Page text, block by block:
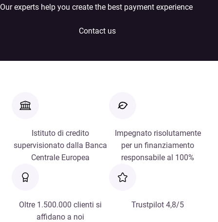
Our experts help you create the best payment experience
Contact us
Istituto di credito
supervisionato dalla Banca
Centrale Europea
Impegnato risolutamente
per un finanziamento
responsabile al 100%
Oltre 1.500.000 clienti si
affidano a noi
Trustpilot 4,8/5